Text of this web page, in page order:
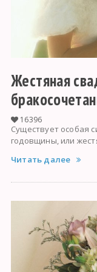
Жестяная
16396
Существует особая
годовщины, или
Читать далее